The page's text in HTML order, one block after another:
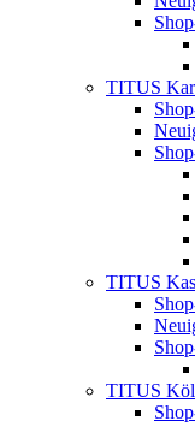
TITUS
TITUS
TITUS